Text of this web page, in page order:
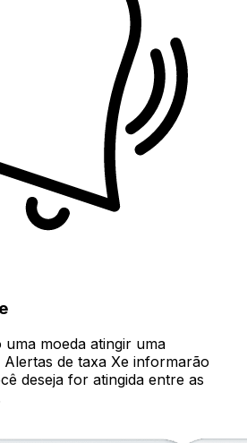
moeda atingir uma
Alertas de taxa Xe informarão
deseja for atingida entre as